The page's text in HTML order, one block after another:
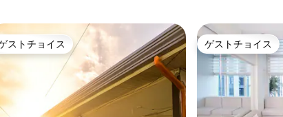
ゲストチョイス
ストチョイス ゲストチョイス
ゲストチョイス